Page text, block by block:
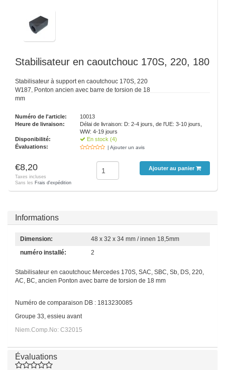
Stabilisateur en caoutchouc 170S, 220, 180
Stabilisateur à support en caoutchouc 170S, 220
W187, Ponton ancien avec barre de torsion de 18
mm
Numéro de l'article:
10013
Heure de livraison:
Délai de livraison: D: 2-4 jours, de l'UE: 3-10 jours,
WW: 4-19 jours
Disponibilité:
En stock (4)
Évaluations:
| Ajouter un avis
€8,20
Taxes incluses
Sans les Frais d'expédition
Ajouter au panier
Informations
Dimension:
48 x 32 x 34 mm / innen 18,5mm
numéro installé:
2
Stabilisateur en caoutchouc Mercedes 170S, SAC, SBC, Sb, DS, 220,
AC, BC, ancien Ponton avec barre de torsion de 18 mm
Numéro de comparaison DB : 1813230085
Groupe 33, essieu avant
Niem.Comp.No: C32015
Évaluations